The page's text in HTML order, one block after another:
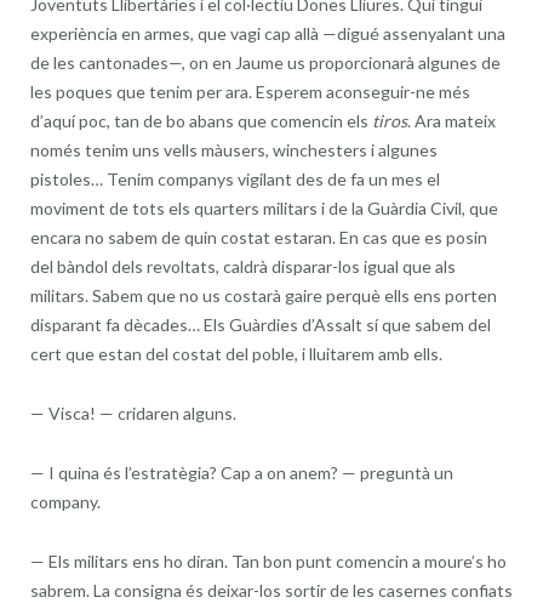
Joventuts Llibertàries i el col·lectiu Dones Lliures. Qui tingui
experiència en armes, que vagi cap allà —digué assenyalant una
de les cantonades—, on en Jaume us proporcionarà algunes de
les poques que tenim per ara. Esperem aconseguir-ne més
d’aquí poc, tan de bo abans que comencin els tiros. Ara mateix
només tenim uns vells màusers, winchesters i algunes
pistoles… Tenim companys vigilant des de fa un mes el
moviment de tots els quarters militars i de la Guàrdia Civil, que
encara no sabem de quin costat estaran. En cas que es posin
del bàndol dels revoltats, caldrà disparar-los igual que als
militars. Sabem que no us costarà gaire perquè ells ens porten
disparant fa dècades… Els Guàrdies d’Assalt sí que sabem del
cert que estan del costat del poble, i lluitarem amb ells.
— Visca! — cridaren alguns.
— I quina és l’estratègia? Cap a on anem? — preguntà un
company.
— Els militars ens ho diran. Tan bon punt comencin a moure’s ho
sabrem. La consigna és deixar-los sortir de les casernes confiats